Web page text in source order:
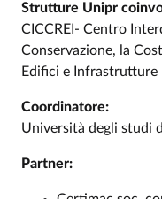
Strutture Unipr
CICCREI- Centro
Conservazione, la
Edifici e Infrastrutture
Coordinatore:
Università degli studi
Partner: